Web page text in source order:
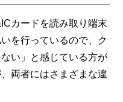
カードを読み取り端末
を行っているので、ク
い」と感じている方が
両者にはさまざまな違